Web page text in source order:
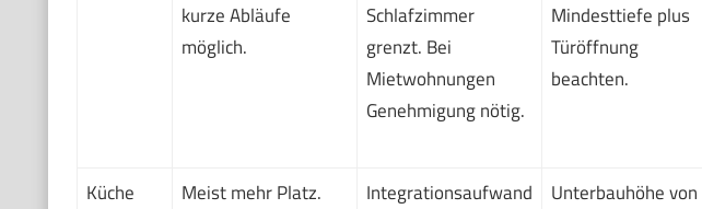
kurze Abläufe
möglich.
Schlafzimmer
grenzt. Bei
Mietwohnungen
Genehmigung nötig.
Mindesttiefe plus
Türöffnung
beachten.
Küche
Meist mehr Platz.
Integrationsaufwand
Unterbauhöhe von